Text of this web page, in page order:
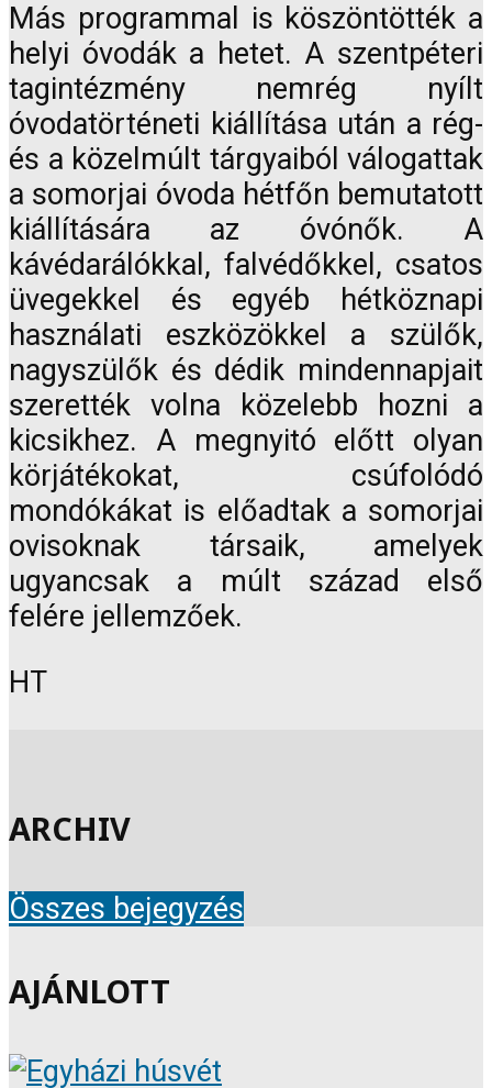
Más programmal is köszöntötték a
helyi óvodák a hetet. A szentpéteri
tagintézmény nemrég nyílt
óvodatörténeti kiállítása után a rég-
és a közelmúlt tárgyaiból válogattak
a somorjai óvoda hétfőn bemutatott
kiállítására az óvónők. A
kávédarálókkal, falvédőkkel, csatos
üvegekkel és egyéb hétköznapi
használati eszközökkel a szülők,
nagyszülők és dédik mindennapjait
szerették volna közelebb hozni a
kicsikhez. A megnyitó előtt olyan
körjátékokat, csúfolódó
mondókákat is előadtak a somorjai
ovisoknak társaik, amelyek
ugyancsak a múlt század első
felére jellemzőek.
HT
ARCHIV
Összes bejegyzés
AJÁNLOTT